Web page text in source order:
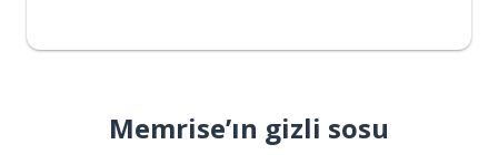
Memrise’ın gizli sosu